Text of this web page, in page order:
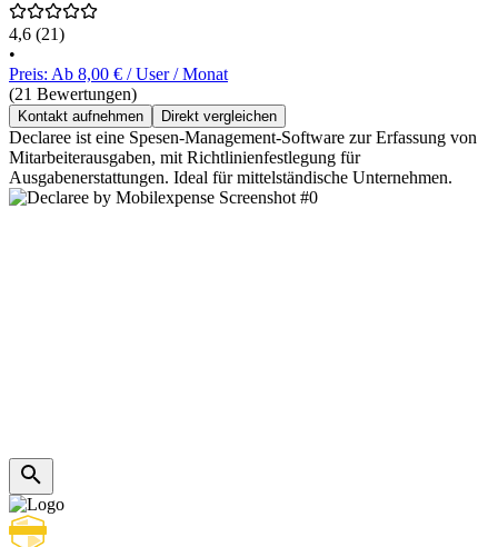
4,6 (21)
•
Preis: Ab 8,00 € / User / Monat
(21 Bewertungen)
Kontakt aufnehmen Direkt vergleichen
Declaree ist eine Spesen-Management-Software zur Erfassung von
Mitarbeiterausgaben, mit Richtlinienfestlegung für
Ausgabenerstattungen. Ideal für mittelständische Unternehmen.